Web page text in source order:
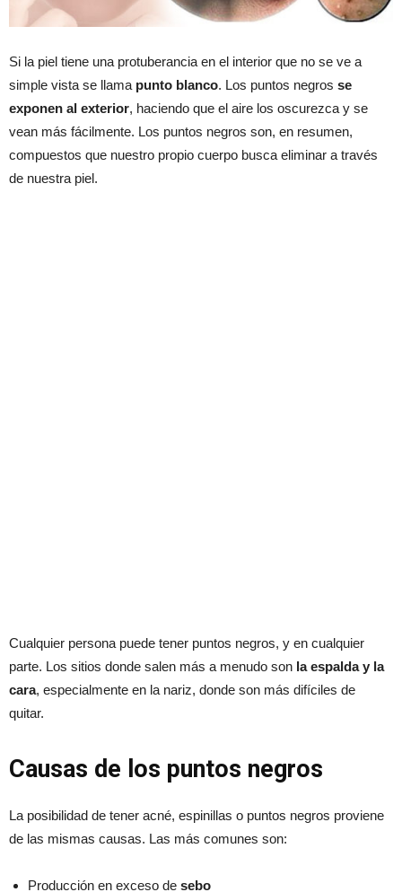
Si la piel tiene una protuberancia en el interior que no se ve a
simple vista se llama punto blanco. Los puntos negros se
exponen al exterior, haciendo que el aire los oscurezca y se
vean más fácilmente. Los puntos negros son, en resumen,
compuestos que nuestro propio cuerpo busca eliminar a través
de nuestra piel.
Cualquier persona puede tener puntos negros, y en cualquier
parte. Los sitios donde salen más a menudo son la espalda y la
cara, especialmente en la nariz, donde son más difíciles de
quitar.
Causas de los puntos negros
La posibilidad de tener acné, espinillas o puntos negros proviene
de las mismas causas. Las más comunes son:
Producción en exceso de sebo